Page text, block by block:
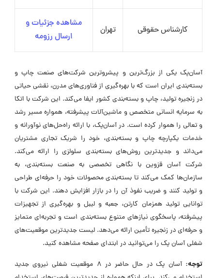
کارشناس حقوقی تهران
مشاهده جزئیات و
ارسال رزومه
آسان‌پک یکی از بزرگ‌ترین و پیشروترین شرکت‌های صنعت چاپ و
بسته‌بندی ایران است که با بهره‌گیری از فناوری‌های مدرن، نقشی حیاتی
در زنجیره تولید، چاپ و بسته‌بندی کشور ایفا می‌کند. این شرکت با اتکا
به سرمایه انسانی متخصص و ماشین‌آلات پیشرفته، همواره مسیر رشد
و تعالی را هموار کرده است. در آسان‌پک، با ارائه راه‌حل‌های نوآورانه و
خدمات یکپارچه چاپ و بسته‌بندی، خود را شریک تجاری مشتریان
می‌داند و جدیدترین روش‌های بسته‌بندی سلولزی را ارائه می‌کند.
شرکت آسان قزوین با نگاهی تخصصی به صنعت بسته‌بندی، به
سازمان‌ها کمک می‌کند تا بسته‌بندی محصولات خود را حرفه‌ای طراحی
و تولید کنند و ضریب نفوذ آن را در بازار افزایش دهند. این شرکت با
توانایی تولید همزمان کارتن، جعبه و لیبل و بهره‌گیری از تجهیزات
پیشرفته، پاسخگوی نیازهای متنوع بسته‌بندی است و تجربه‌ای متمایز
و حرفه‌ای در زنجیره تأمین ارائه می‌دهد. لیست جدیدترین موقعیت‌های
شغلی آسان پک را می‌توانید در ابتدای صفحه مشاهده کنید.
توجه:
آسان پک در حال حاضر در ۸ موقعیت شغلی نیروی جدید